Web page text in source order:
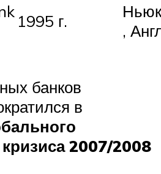
1995 г.
,
банков
в
2007/2008